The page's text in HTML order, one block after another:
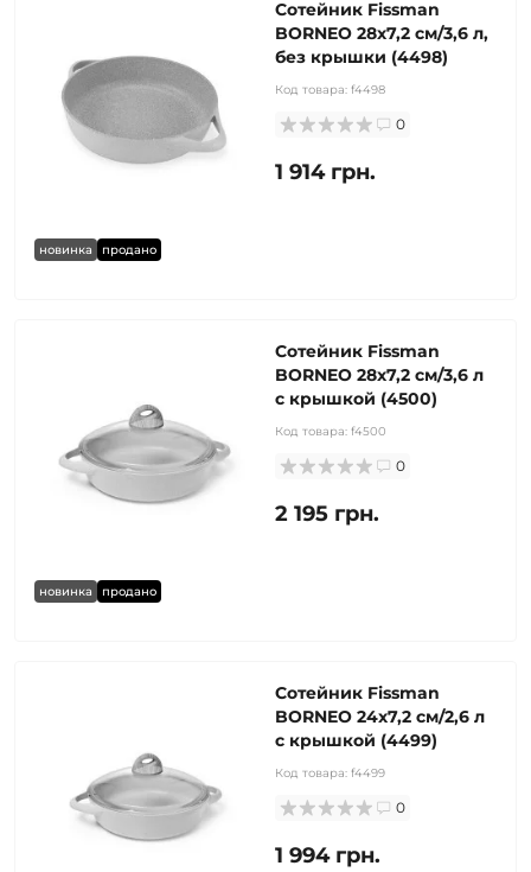
новинка продано
Сотейник Fissman
BORNEO 28x7,2 см/3,6 л,
без крышки (4498)
Код товара: f4498
0
1 914 грн.
новинка продано
Сотейник Fissman
BORNEO 28x7,2 см/3,6 л
с крышкой (4500)
Код товара: f4500
0
2 195 грн.
Сотейник Fissman
BORNEO 24x7,2 см/2,6 л
с крышкой (4499)
Код товара: f4499
0
1 994 грн.